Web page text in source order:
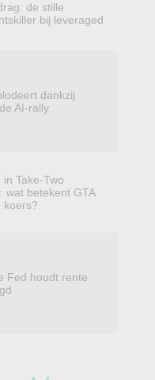
de stille
bij leveraged
dankzij
AI-rally
in Take-Two
wat betekent GTA
koers?
Fed houdt rente